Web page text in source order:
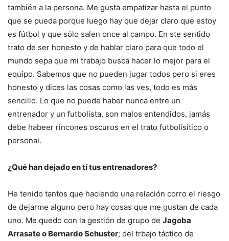
también a la persona. Me gusta empatizar hasta el punto
que se pueda porque luego hay que dejar claro que estoy
es fútbol y que sólo salen once al campo. En ste sentido
trato de ser honesto y de hablar claro para que todo el
mundo sepa que mi trabajo busca hacer lo mejor para el
equipo. Sabemos que no pueden jugar todos pero si eres
honesto y dices las cosas como las ves, todo es más
sencillo. Lo que no puede haber nunca entre un
entrenador y un futbolista, son malos entendidos, jamás
debe habeer rincones oscuros en el trato futbolísitico o
personal.
¿Qué han dejado en tí tus entrenadores?
He tenido tantos que haciendo una relación corro el riesgo
de dejarme alguno pero hay cosas que me gustan de cada
uno. Me quedo con la gestión de grupo de Jagoba
Arrasate o Bernardo Schuster; del trbajo táctico de